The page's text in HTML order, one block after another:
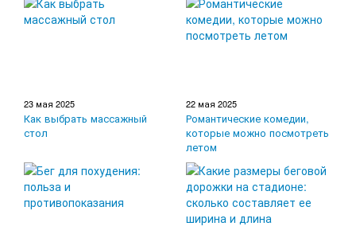
23 мая 2025
Как выбрать массажный
стол
22 мая 2025
Романтические комедии,
которые можно посмотреть
летом